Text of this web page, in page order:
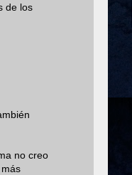
de los
no creo